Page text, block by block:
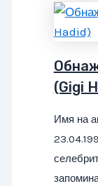
(Gigi
Имя на